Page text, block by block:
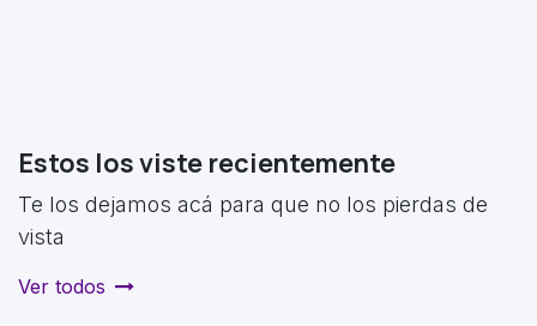
Estos los viste recientemente
Te los dejamos acá para que no los pierdas de
vista
Ver todos